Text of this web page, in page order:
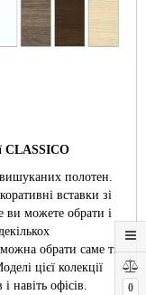
0
CLASSICO
полотен.
вставки зі
ви можете обрати і
обрати саме ті
цієї колекції
навіть офісів.